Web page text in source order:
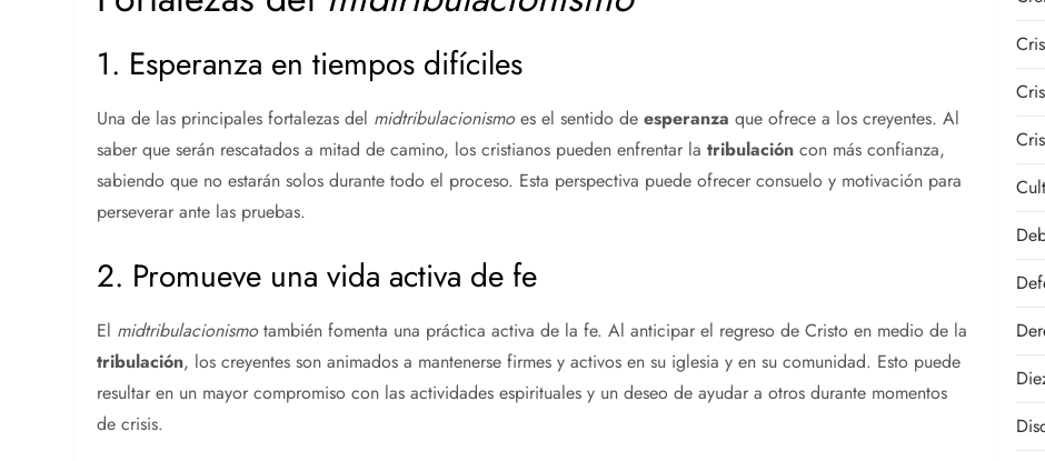
1. Esperanza en tiempos difíciles
Una de las principales fortalezas del midtribulacionismoes el sentido deesperanza que ofrece a los creyentes. Al
saber que serán rescatados a mitad de camino, los cristianos pueden enfrentar latribulación con más confianza,
sabiendo que no estarán solos durante todo el proceso. Esta perspectiva puede ofrecer consuelo y motivación para
perseverar ante las pruebas.
2. Promueve una vida activa de fe
El midtribulacionismotambién fomenta una práctica activa de la fe. Al anticipar el regreso de Cristo en medio de la
tribulación, los creyentes son animados a mantenerse firmes y activos en su iglesia y en su comunidad. Esto puede
resultar en un mayor compromiso con las actividades espirituales y un deseo de ayudar a otros durante momentos
de crisis.